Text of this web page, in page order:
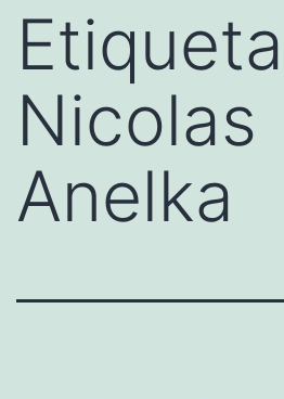
Nicolas
Anelka